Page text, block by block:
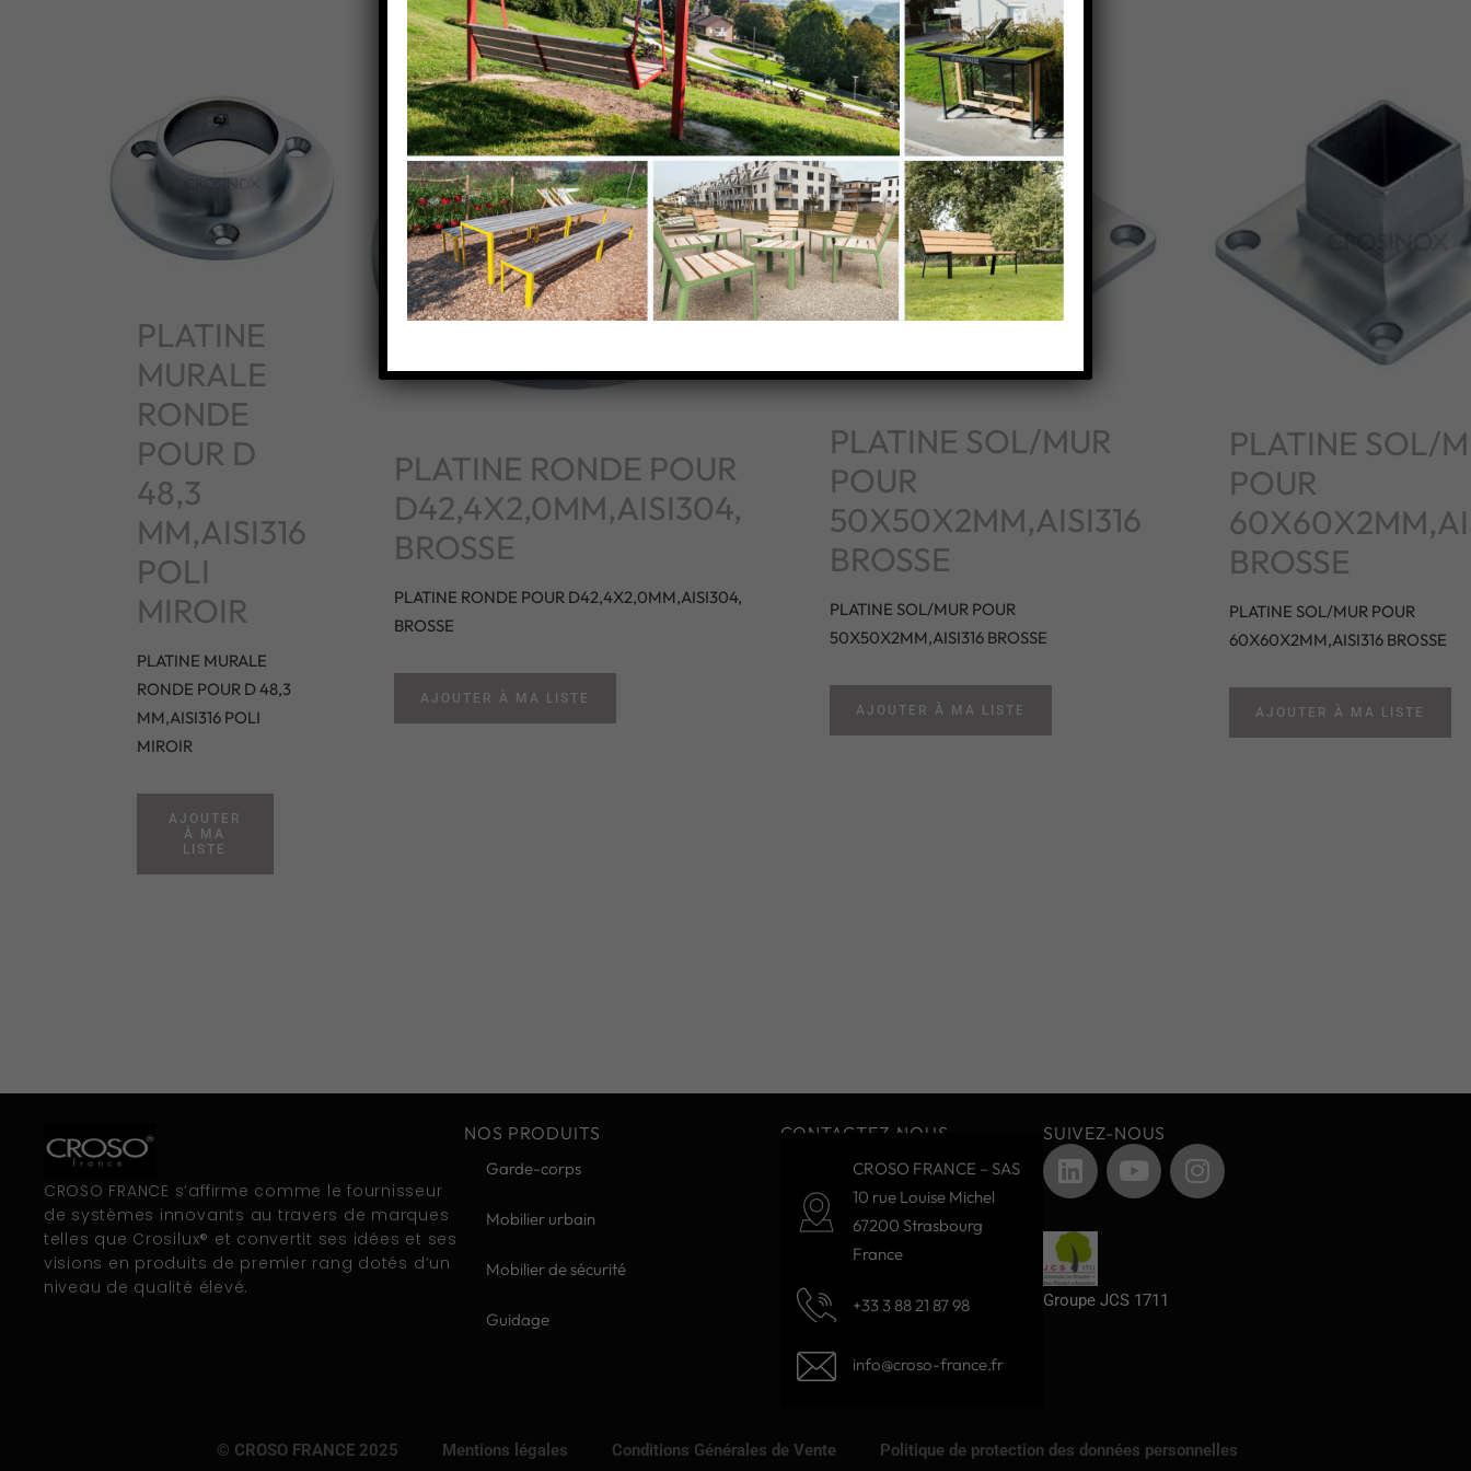
PLATINE
MURALE
RONDE
POUR D
48,3
MM,AISI316
POLI
MIROIR
PLATINE MURALE
RONDE POUR D 48,3
MM,AISI316 POLI
MIROIR
AJOUTER
À MA
LISTE
PLATINE RONDE POUR
D42,4X2,0MM,AISI304,
BROSSE
PLATINE RONDE POUR D42,4X2,0MM,AISI304,
BROSSE
AJOUTER À MA LISTE
PLATINE SOL/MUR
POUR
50X50X2MM,AISI316
BROSSE
PLATINE SOL/MUR POUR
50X50X2MM,AISI316 BROSSE
AJOUTER À MA LISTE
PLATINE SOL/
POUR
BROSSE
PLATINE SOL/MUR POUR
60X60X2MM,AISI316 BROSSE
AJOUTER À MA LISTE
CROSO FRANCE s’affirme comme le fournisseur
de systèmes innovants au travers de marques
telles que Crosilux® et convertit ses idées et ses
visions en produits de premier rang dotés d’un
niveau de qualité élevé.
NOS PRODUITS
Garde-corps
Mobilier urbain
Mobilier de sécurité
Guidage
CONTACTEZ-NOUS
CROSO FRANCE – SAS
10 rue Louise Michel
67200 Strasbourg
France
+33 3 88 21 87 98
info@croso-france.fr
SUIVEZ-NOUS
Groupe JCS 1711
© CROSO FRANCE 2025 Mentions légales Conditions Générales de Vente Politique de protection des données personnelles